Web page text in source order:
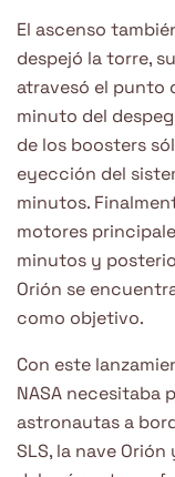
El ascenso
despejó la torre,
atravesó el punto
minuto del
de los boosters
eyección del
minutos.
motores
minutos y
Orión se
como objetivo.
Con este
NASA necesitaba
astronautas a
SLS, la nave